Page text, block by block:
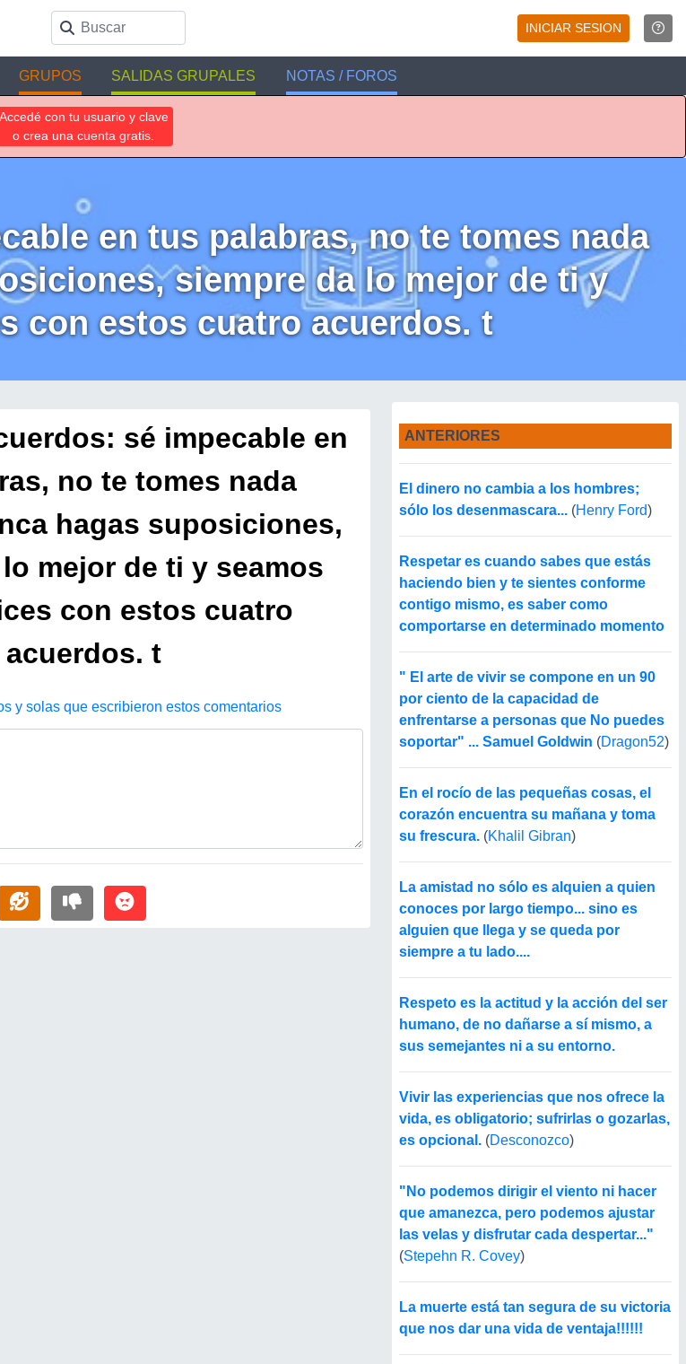
INICIAR SESION
GRUPOS SALIDAS GRUPALES NOTAS / FOROS
Accedé con tu usuario y clave
o crea una cuenta gratis.
en tus palabras, no te tomes nada
siempre da lo mejor de ti y
con estos cuatro acuerdos. t
sé impecable en
no te tomes nada
hagas suposiciones,
mejor de ti y seamos
con estos cuatro
acuerdos. t
y solas que escribieron estos comentarios
ANTERIORES
El dinero no cambia a los hombres;
sólo los desenmascara... (Henry Ford)
Respetar es cuando sabes que estás
haciendo bien y te sientes conforme
contigo mismo, es saber como
comportarse en determinado momento
" El arte de vivir se compone en un 90
por ciento de la capacidad de
enfrentarse a personas que No puedes
soportar" ... Samuel Goldwin (Dragon52)
En el rocío de las pequeñas cosas, el
corazón encuentra su mañana y toma
su frescura. (Khalil Gibran)
La amistad no sólo es alquien a quien
conoces por largo tiempo... sino es
alguien que llega y se queda por
siempre a tu lado....
Respeto es la actitud y la acción del ser
humano, de no dañarse a sí mismo, a
sus semejantes ni a su entorno.
Vivir las experiencias que nos ofrece la
vida, es obligatorio; sufrirlas o gozarlas,
es opcional. (Desconozco)
"No podemos dirigir el viento ni hacer
que amanezca, pero podemos ajustar
las velas y disfrutar cada despertar..."
(Stepehn R. Covey)
La muerte está tan segura de su victoria
que nos dar una vida de ventaja!!!!!!